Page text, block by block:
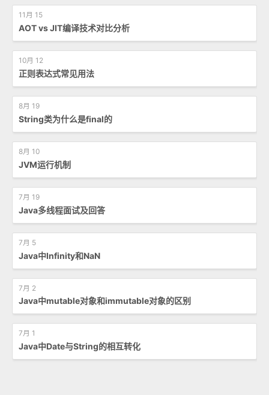
11月 15
AOT vs JIT编译技术对比分析
10月 12
正则表达式常见用法
8月 19
String类为什么是final的
8月 10
JVM运行机制
7月 19
Java多线程面试及回答
7月 5
Java中Infinity和NaN
7月 2
Java中mutable对象和immutable对象的区别
7月 1
Java中Date与String的相互转化